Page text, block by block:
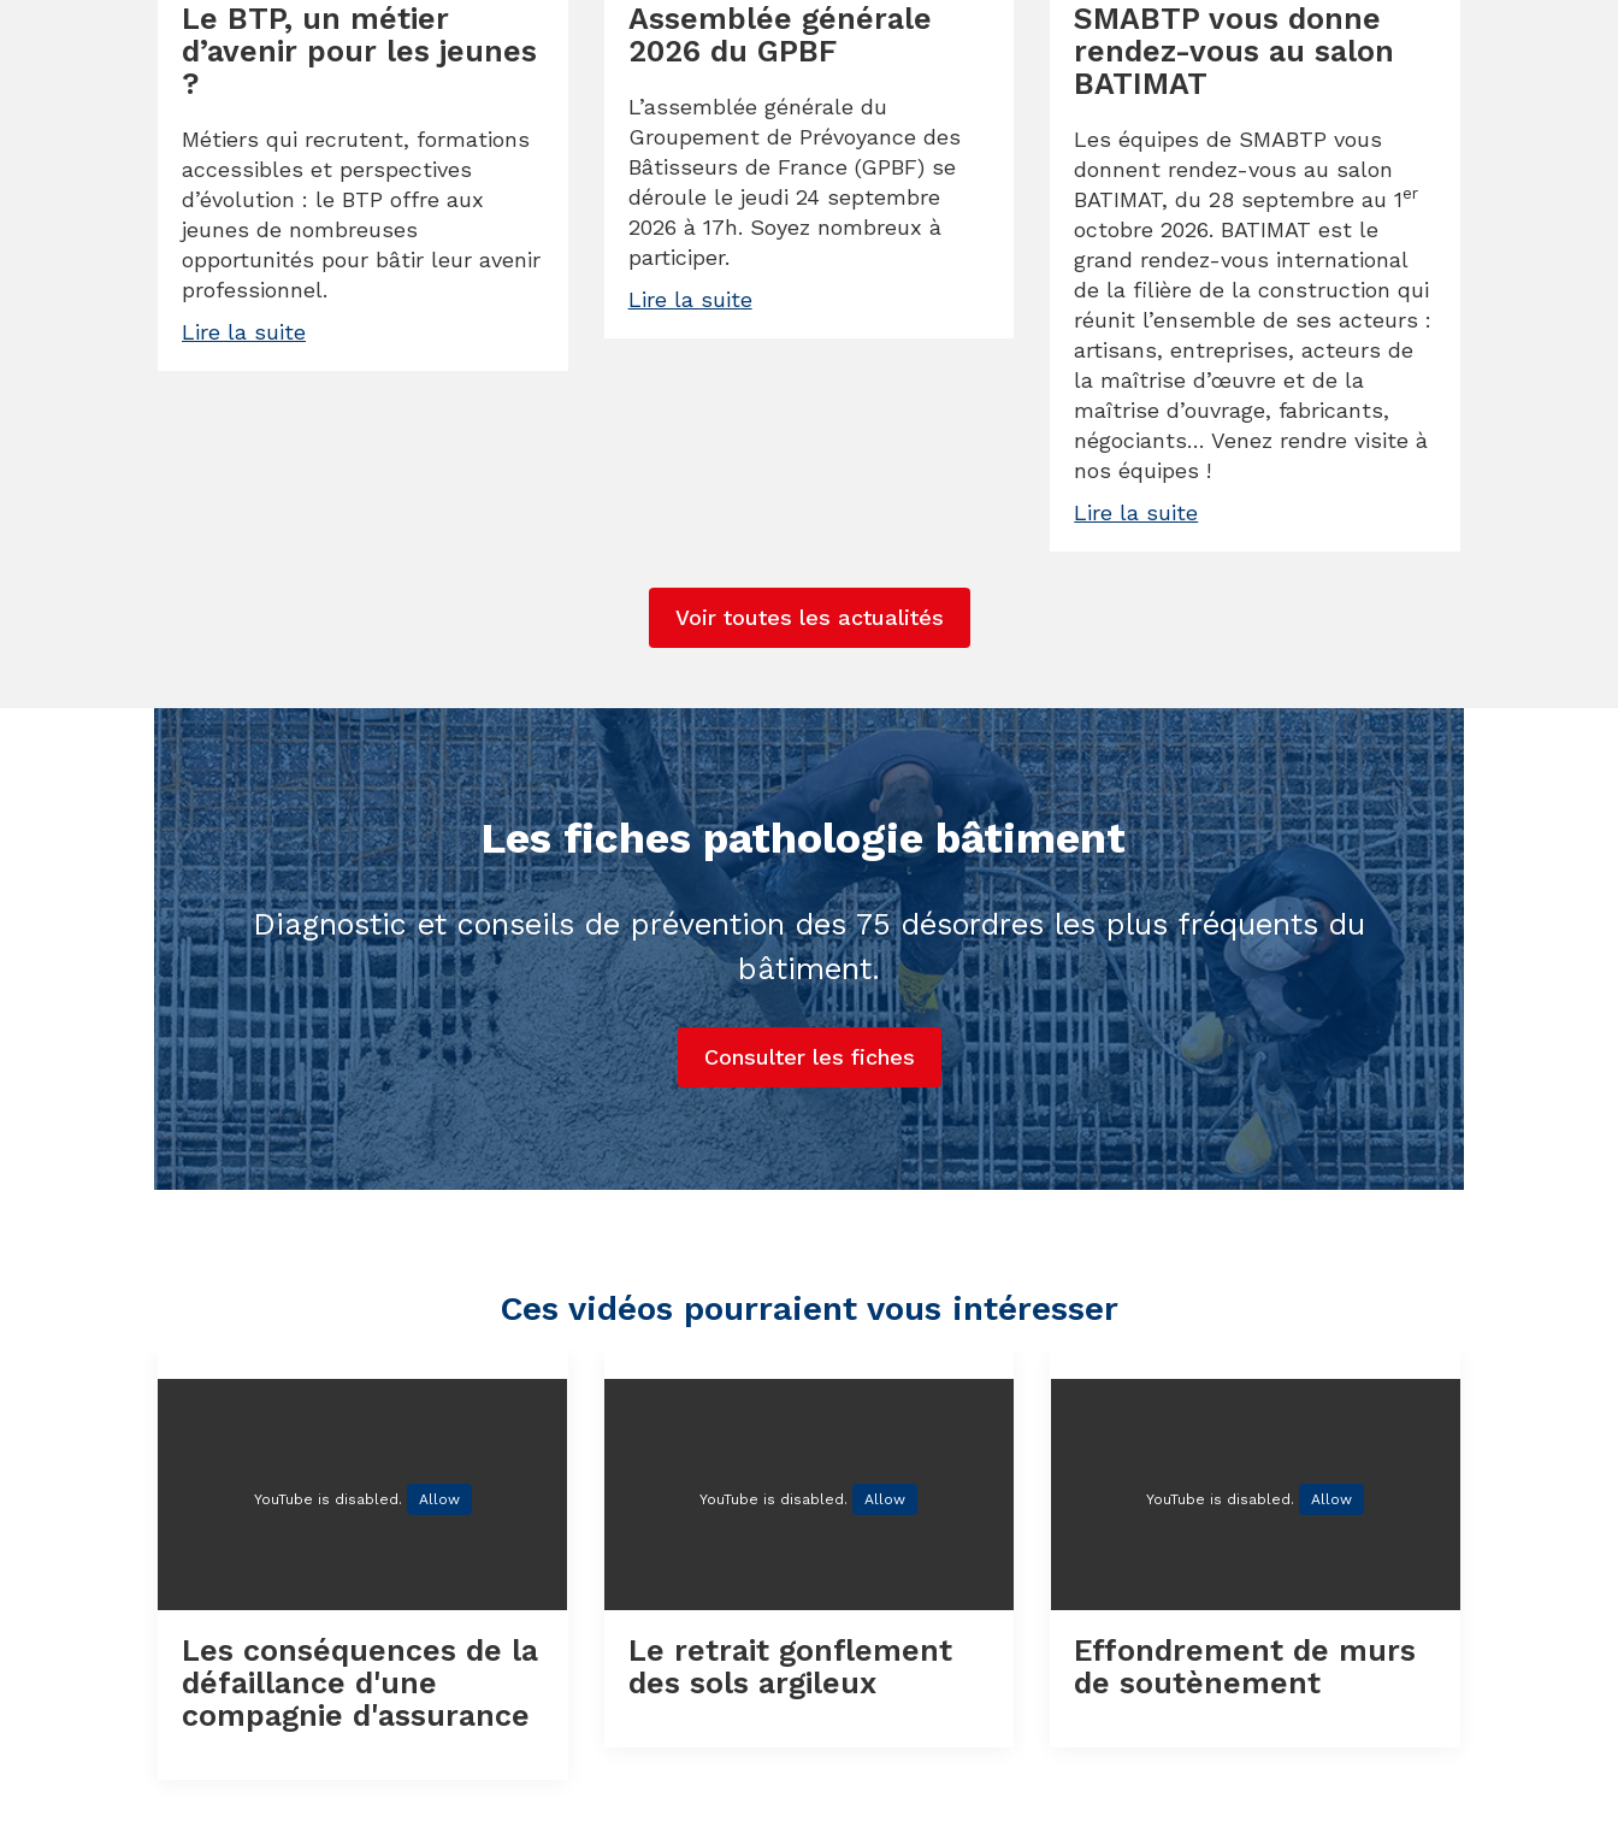
Le BTP, un métier
d’avenir pour les jeunes
?
Métiers qui recrutent, formations
accessibles et perspectives
d’évolution : le BTP offre aux
jeunes de nombreuses
opportunités pour bâtir leur avenir
professionnel.
Lire la suite
Assemblée générale
2026 du GPBF
L’assemblée générale du
Groupement de Prévoyance des
Bâtisseurs de France (GPBF) se
déroule le jeudi 24 septembre
2026 à 17h. Soyez nombreux à
participer.
Lire la suite
SMABTP vous donne
rendez-vous au salon
BATIMAT
Les équipes de SMABTP vous
donnent rendez-vous au salon
BATIMAT, du 28 septembre au 1er
octobre 2026. BATIMAT est le
grand rendez-vous international
de la filière de la construction qui
réunit l’ensemble de ses acteurs :
artisans, entreprises, acteurs de
la maîtrise d’œuvre et de la
maîtrise d’ouvrage, fabricants,
négociants… Venez rendre visite à
nos équipes !
Lire la suite
Voir toutes les actualités
Les fiches pathologie bâtiment
Diagnostic et conseils de prévention des 75 désordres les plus fréquents du
bâtiment.
Consulter les fiches
Ces vidéos pourraient vous intéresser
YouTube is disabled. Allow
Les conséquences de la
défaillance d'une
compagnie d'assurance
YouTube is disabled. Allow
Le retrait gonflement
des sols argileux
YouTube is disabled. Allow
Effondrement de murs
de soutènement